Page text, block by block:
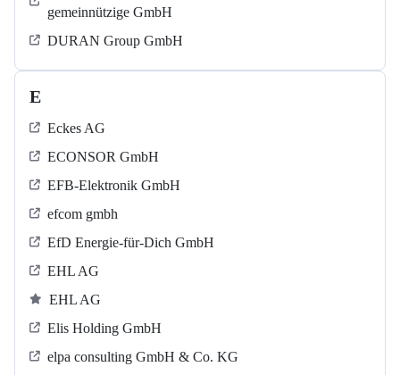
gemeinnützige GmbH
DURAN Group GmbH
E
Eckes AG
ECONSOR GmbH
EFB-Elektronik GmbH
efcom gmbh
EfD Energie-für-Dich GmbH
EHL AG
EHL AG
Elis Holding GmbH
elpa consulting GmbH & Co. KG